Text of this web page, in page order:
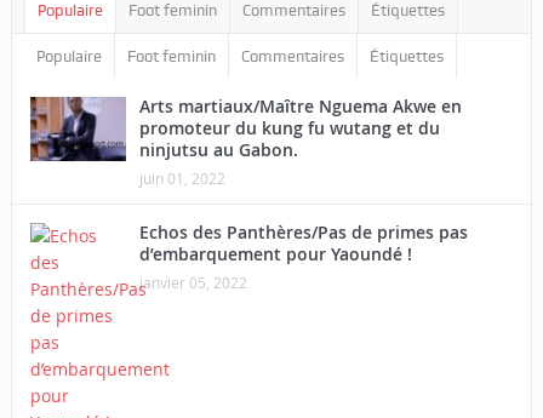
Populaire Foot feminin Commentaires Étiquettes
Populaire Foot feminin Commentaires Étiquettes
Arts martiaux/Maître Nguema Akwe en
promoteur du kung fu wutang et du
ninjutsu au Gabon.
juin 01, 2022
Echos des Panthères/Pas de primes pas
d’embarquement pour Yaoundé !
janvier 05, 2022